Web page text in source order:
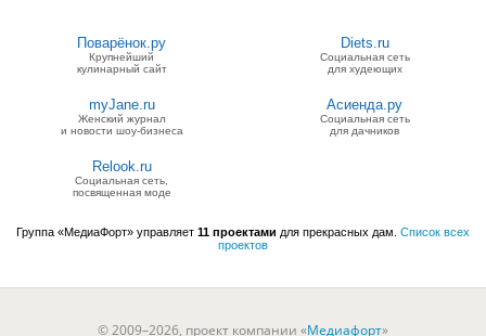
Поварёнок.ру
Крупнейший
кулинарный сайт
Diets.ru
Социальная сеть
для худеющих
myJane.ru
Женский журнал
и новости шоу-бизнеса
Асиенда.ру
Социальная сеть
для дачников
Relook.ru
Социальная сеть,
посвященная моде
Группа «МедиаФорт» управляет 11 проектами для прекрасных дам. Список всех
проектов
© 2009–2026, проект компании «Медиафорт»